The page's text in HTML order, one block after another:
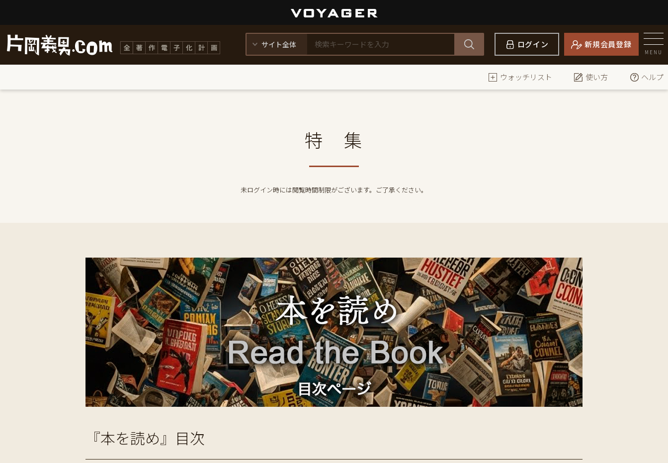
ログイン 新規会員登録
MENU
ウォッチリスト 使い方 ヘルプ
特 集
未ログイン時には閲覧時間制限がございます。ご了承ください。
『本を読め』目次